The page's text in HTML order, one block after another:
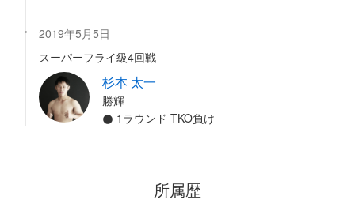
2019年5月5日
スーパーフライ級4回戦
杉本 太一
勝輝
1ラウンド TKO負け
所属歴